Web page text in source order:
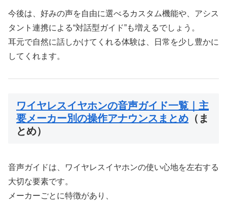
今後は、好みの声を自由に選べるカスタム機能や、アシス
タント連携による“対話型ガイド”も増えるでしょう。
耳元で自然に話しかけてくれる体験は、日常を少し豊かに
してくれます。
ワイヤレスイヤホンの音声ガイド一覧｜主
要メーカー別の操作アナウンスまとめ （ま
とめ）
音声ガイドは、ワイヤレスイヤホンの使い心地を左右する
大切な要素です。
メーカーごとに特徴があり、